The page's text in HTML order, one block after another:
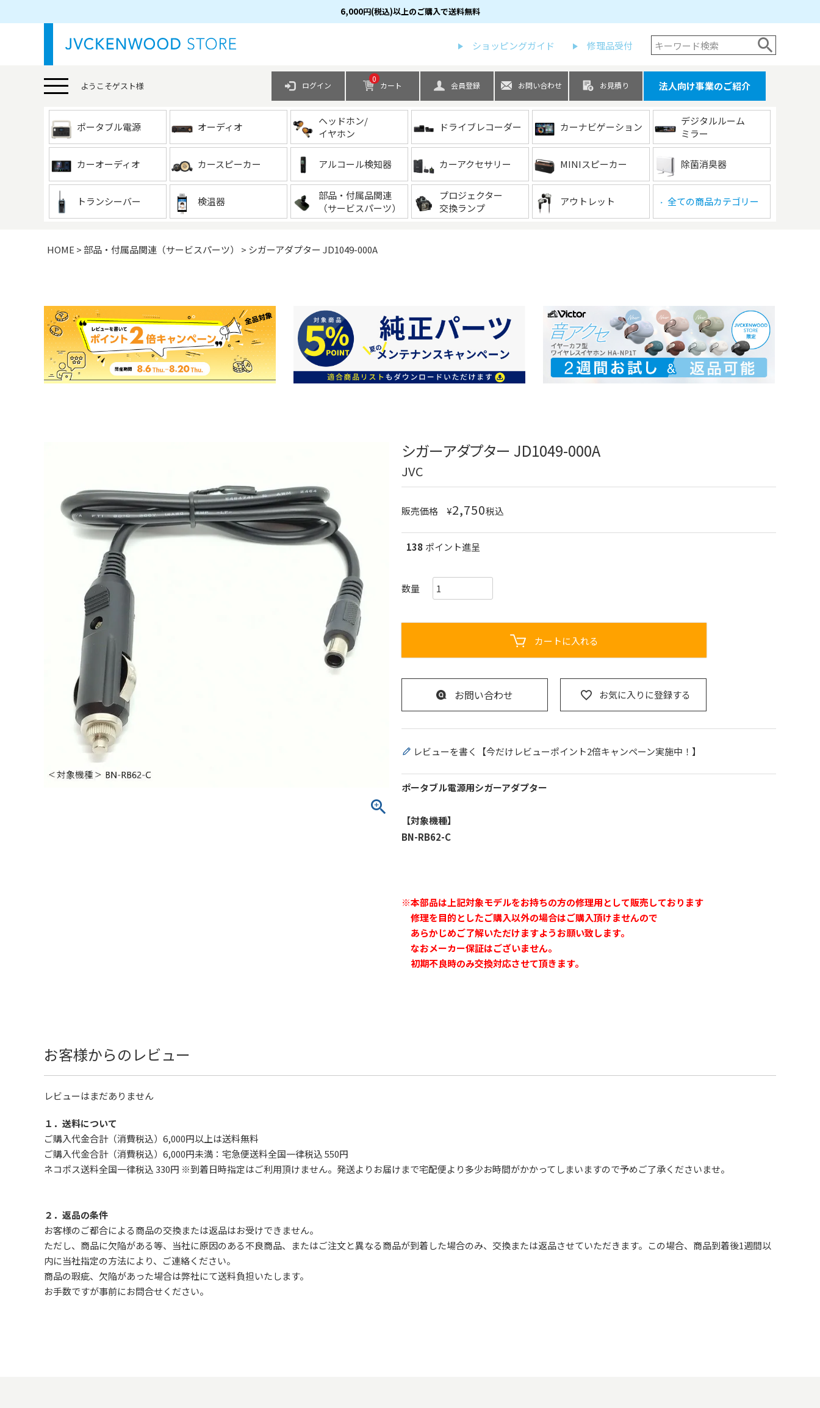
6,000円(税込)以上のご購入で送料無料
ショッピングガイド 修理品受付
検索
ようこそゲスト様 ログイン
0
カート 会員登録 お問い合わせ お見積り 法人向け事業のご紹介
ポータブル電源 オーディオ
ヘッドホン/
イヤホン
ドライブレコーダー カーナビゲーション
デジタルルーム
ミラー
カーオーディオ カースピーカー アルコール検知器 カーアクセサリー MINIスピーカー 除菌消臭器
トランシーバー 検温器
部品・付属品関連
（サービスパーツ）
プロジェクター
交換ランプ
アウトレット ▶ 全ての商品カテゴリー
HOME 部品・付属品関連（サービスパーツ） シガーアダプター JD1049-000A
シガーアダプター JD1049-000A
JVC
販売価格 ¥2,750税込
138 ポイント進呈
お気に入りに登録する
カートに入れる
お問い合わせ
レビューを書く【今だけレビューポイント2倍キャンペーン実施中！】
ポータブル電源用シガーアダプター
【対象機種】
BN-RB62-C
※本部品は上記対象モデルをお持ちの方の修理用として販売しております
修理を目的としたご購入以外の場合はご購入頂けませんので
あらかじめご了解いただけますようお願い致します。
なおメーカー保証はございません。
初期不良時のみ交換対応させて頂きます。
お客様からのレビュー
レビューはまだありません
１．送料について
ご購入代金合計（消費税込）6,000円以上は送料無料
ご購入代金合計（消費税込）6,000円未満：宅急便送料全国一律税込 550円
ネコポス送料全国一律税込 330円 ※到着日時指定はご利用頂けません。発送よりお届けまで宅配便より多少お時間がかかってしまいますので予めご了承くださいませ。
２．返品の条件
お客様のご都合による商品の交換または返品はお受けできません。
ただし、 商品に欠陥がある等、当社に原因のある不良商品、またはご注文と異なる商品が到着した場合のみ、交換または返品させていただきます。この場合、商品到着後1週間以
内に当社指定の方法により、ご連絡ください。
商品の瑕疵、欠陥があった場合は弊社にて送料負担いたします。
お手数ですが事前にお問合せください。